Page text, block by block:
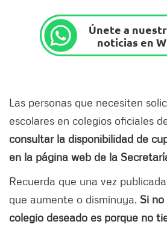
Únete a
noticias en
Las personas que necesiten
escolares en colegios oficiales
consultar la disponibilidad de
en la página web de la
Recuerda que una vez
que aumente o disminuya. Si
colegio deseado es porque no